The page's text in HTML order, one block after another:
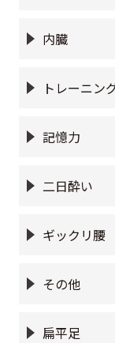
内臓
トレーニン
記憶力
二日酔い
ギックリ腰
その他
扁平足